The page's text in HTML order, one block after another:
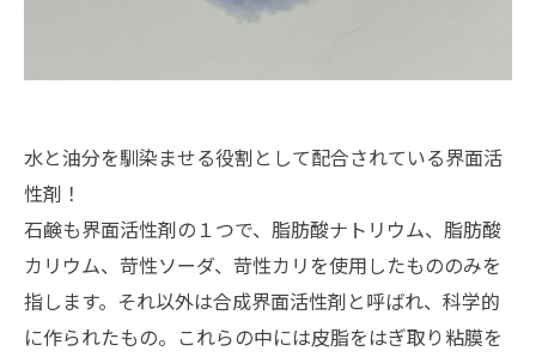
水と油分を馴染ませる役割として配合されている界面活
性剤！
石鹸も界面活性剤の１つで、脂肪酸ナトリウム、脂肪酸
カリウム、苛性ソーダ、苛性カリを使用したもののみを
指します。それ以外は合成界面活性剤と呼ばれ、科学的
に作られたもの。これらの中には皮脂をはぎ取り粘膜を